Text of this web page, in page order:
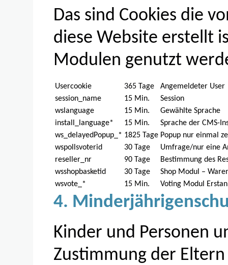
Das sind Cookies die
diese Website erstellt
Modulen genutzt
Usercookie 365 Tage
Angemeldeter User
session_name
15 Min.
Session
wslanguage
15 Min.
Gewählte Sprache
install_language*
15 Min.
Sprache der CMS-
ws_delayedPopup_* 1825 Tage Popup nur einmal
wspollsvoterid
30 Tage
Umfrage/nur eine
reseller_nr
90 Tage
Bestimmung des
wsshopbasketid
30 Tage
Shop Modul –
wsvote_*
15 Min. Voting Modul
4.
Kinder und Personen
Zustimmung der